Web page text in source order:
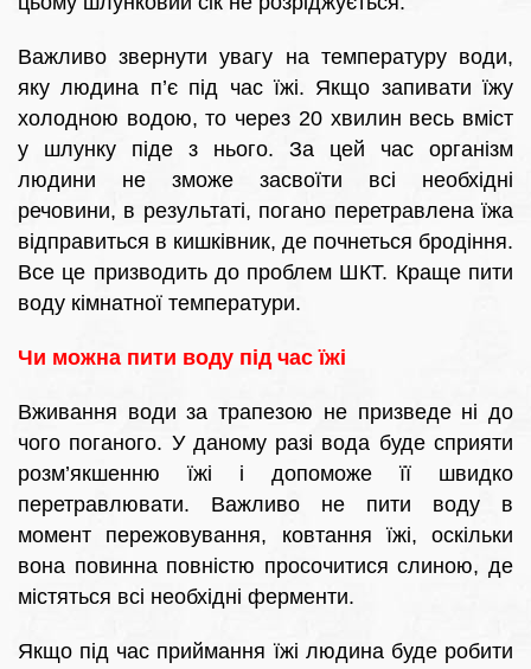
Важливо звернути увагу на температуру води,
яку людина п’є під час їжі. Якщо запивати їжу
холодною водою, то через 20 хвилин весь вміст
у шлунку піде з нього. За цей час організм
людини не зможе засвоїти всі необхідні
речовини, в результаті, погано перетравлена їжа
відправиться в кишківник, де почнеться бродіння.
Все це призводить до проблем ШКТ. Краще пити
воду кімнатної температури.
Чи можна пити воду під час їжі
Вживання води за трапезою не призведе ні до
чого поганого. У даному разі вода буде сприяти
розм’якшенню їжі і допоможе її швидко
перетравлювати. Важливо не пити воду в
момент пережовування, ковтання їжі, оскільки
вона повинна повністю просочитися слиною, де
містяться всі необхідні ферменти.
Якщо під час приймання їжі людина буде робити